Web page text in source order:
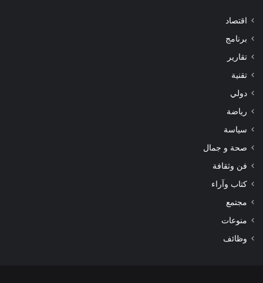
اقتصاد
برنامج
تقارير
تقنية
دولي
رياضة
سياسة
صحة و جمال
فن وثقافة
كتاب وآراء
مجتمع
منوعات
وظائف